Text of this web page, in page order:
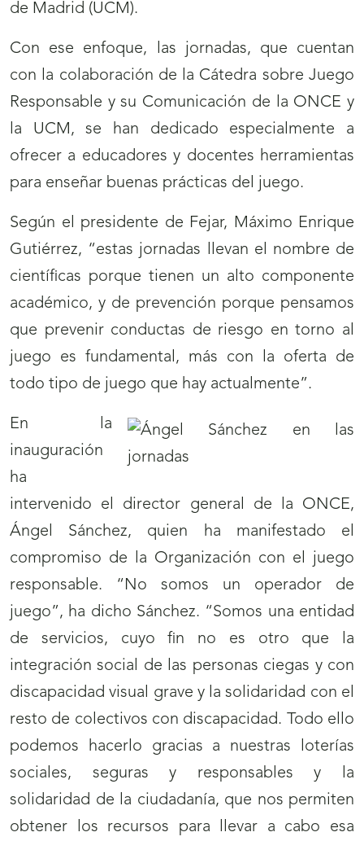
de Madrid (UCM).
Con ese enfoque, las jornadas, que cuentan
con la colaboración de la Cátedra sobre Juego
Responsable y su Comunicación de la ONCE y
la UCM, se han dedicado especialmente a
ofrecer a educadores y docentes herramientas
para enseñar buenas prácticas del juego.
Según el presidente de Fejar, Máximo Enrique
Gutiérrez, “estas jornadas llevan el nombre de
científicas porque tienen un alto componente
académico, y de prevención porque pensamos
que prevenir conductas de riesgo en torno al
juego es fundamental, más con la oferta de
todo tipo de juego que hay actualmente”.
En la
inauguración
ha
intervenido el director general de la ONCE,
Ángel Sánchez, quien ha manifestado el
compromiso de la Organización con el juego
responsable. “No somos un operador de
juego”, ha dicho Sánchez. “Somos una entidad
de servicios, cuyo fin no es otro que la
integración social de las personas ciegas y con
discapacidad visual grave y la solidaridad con el
resto de colectivos con discapacidad. Todo ello
podemos hacerlo gracias a nuestras loterías
sociales, seguras y responsables y la
solidaridad de la ciudadanía, que nos permiten
obtener los recursos para llevar a cabo esa